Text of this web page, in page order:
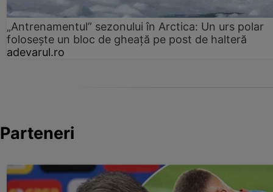
„Antrenamentul” sezonului în Arctica: Un urs polar
folosește un bloc de gheață pe post de halteră
adevarul.ro
Parteneri